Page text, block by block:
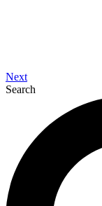
Next
Search